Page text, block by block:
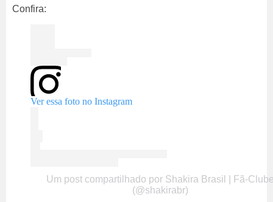
Confira:
Ver essa foto no Instagram
Um post compartilhado por Shakira Brasil | Fã-
(@shakirabr)